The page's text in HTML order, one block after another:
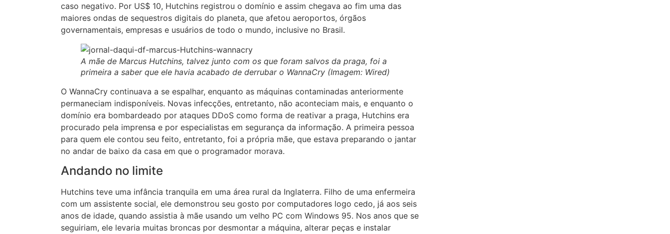
caso negativo. Por US$ 10, Hutchins registrou o domínio e assim chegava ao fim uma das
maiores ondas de sequestros digitais do planeta, que afetou aeroportos, órgãos
governamentais, empresas e usuários de todo o mundo, inclusive no Brasil.
A mãe de Marcus Hutchins, talvez junto com os que foram salvos da praga, foi a
primeira a saber que ele havia acabado de derrubar o WannaCry (Imagem: Wired)
O WannaCry continuava a se espalhar, enquanto as máquinas contaminadas anteriormente
permaneciam indisponíveis. Novas infecções, entretanto, não aconteciam mais, e enquanto o
domínio era bombardeado por ataques DDoS como forma de reativar a praga, Hutchins era
procurado pela imprensa e por especialistas em segurança da informação. A primeira pessoa
para quem ele contou seu feito, entretanto, foi a própria mãe, que estava preparando o jantar
no andar de baixo da casa em que o programador morava.
Andando no limite
Hutchins teve uma infância tranquila em uma área rural da Inglaterra. Filho de uma enfermeira
com um assistente social, ele demonstrou seu gosto por computadores logo cedo, já aos seis
anos de idade, quando assistia à mãe usando um velho PC com Windows 95. Nos anos que se
seguiriam, ele levaria muitas broncas por desmontar a máquina, alterar peças e instalar